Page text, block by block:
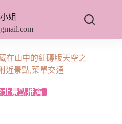
姐
在山中的紅磚版天空之
近景點,菜單交通
北景點推薦